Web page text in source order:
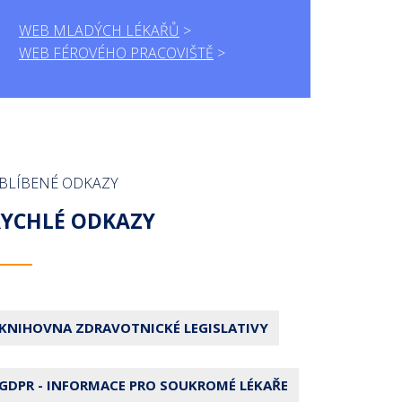
WEB MLADÝCH LÉKAŘŮ
WEB FÉROVÉHO PRACOVIŠTĚ
ODKAZY
ODKAZY
ZDRAVOTNICKÉ LEGISLATIVY
- INFORMACE PRO SOUKROMÉ LÉKAŘE